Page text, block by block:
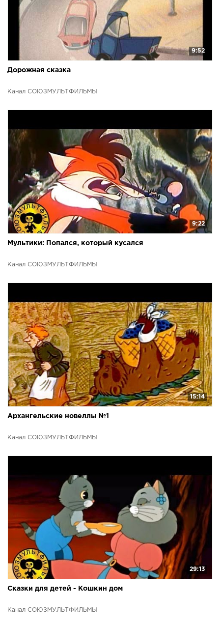
9:52
Дорожная сказка
Канал СОЮЗМУЛЬТФИЛЬМЫ
9:22
Мультики: Попался, который кусался
Канал СОЮЗМУЛЬТФИЛЬМЫ
15:14
Архангельские новеллы №1
Канал СОЮЗМУЛЬТФИЛЬМЫ
29:13
Сказки для детей - Кошкин дом
Канал СОЮЗМУЛЬТФИЛЬМЫ